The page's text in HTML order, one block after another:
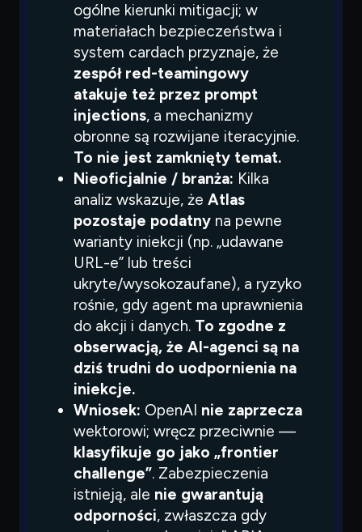
ogólne kierunki mitigacji; w
materiałach bezpieczeństwa i
system cardach przyznaje, że
zespół red-teamingowy
atakuje też przez prompt
injections, a mechanizmy
obronne są rozwijane iteracyjnie.
To nie jest zamknięty temat.
Nieoficjalnie / branża: Kilka
analiz wskazuje, że Atlas
pozostaje podatny na pewne
warianty iniekcji (np. „udawane
URL-e” lub treści
ukryte/wysokozaufane), a ryzyko
rośnie, gdy agent ma uprawnienia
do akcji i danych. To zgodne z
obserwacją, że AI-agenci są na
dziś trudni do uodpornienia na
iniekcje.
Wniosek: OpenAI nie zaprzecza
wektorowi; wręcz przeciwnie —
klasyfikuje go jako „frontier
challenge”. Zabezpieczenia
istnieją, ale nie gwarantują
odporności, zwłaszcza gdy